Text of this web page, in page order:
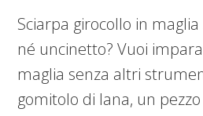
Sciarpa girocollo in
né uncinetto? Vuoi
maglia senza altri
gomitolo di lana, un